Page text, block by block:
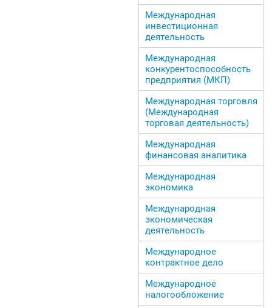
Международная
инвестиционная
деятельность
Международная
конкурентоспособность
предприятия (МКП)
Международная торговля
(Международная
торговая деятельность)
Международная
финансовая аналитика
Международная
экономика
Международная
экономическая
деятельность
Международное
контрактное дело
Международное
налогообложение